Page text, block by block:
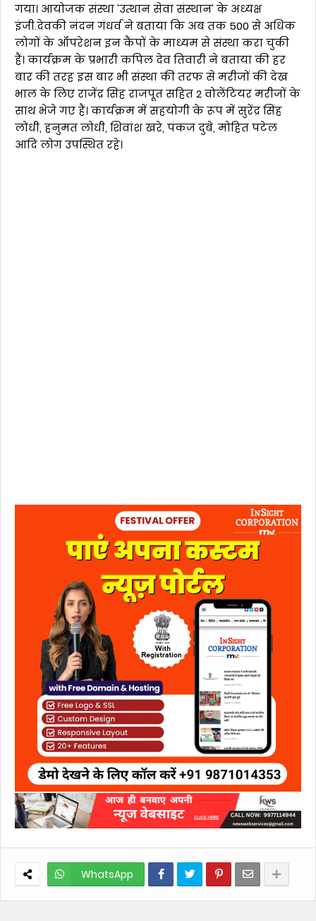
गया। आयोजक संस्था 'उत्थान सेवा संस्थान' के अध्यक्ष
इंजी.देवकी नंदन गंधर्व ने बताया कि अब तक 500 से अधिक
लोगों के ऑपरेशन इन कैंपों के माध्यम से संस्था करा चुकी
हैं। कार्यक्रम के प्रभारी कपिल देव तिवारी ने बताया की हर
बार की तरह इस बार भी संस्था की तरफ से मरीजों की देख
भाल के लिए राजेंद्र सिंह राजपूत सहित 2 वोलेंटियर मरीजों के
साथ भेजे गए हैं। कार्यक्रम में सहयोगी के रूप में सुरेंद्र सिंह
लोधी, हनुमत लोधी, शिवांश खरे, पंकज दुबे, मोहित पटेल
आदि लोग उपस्थित रहे।
WhatsApp